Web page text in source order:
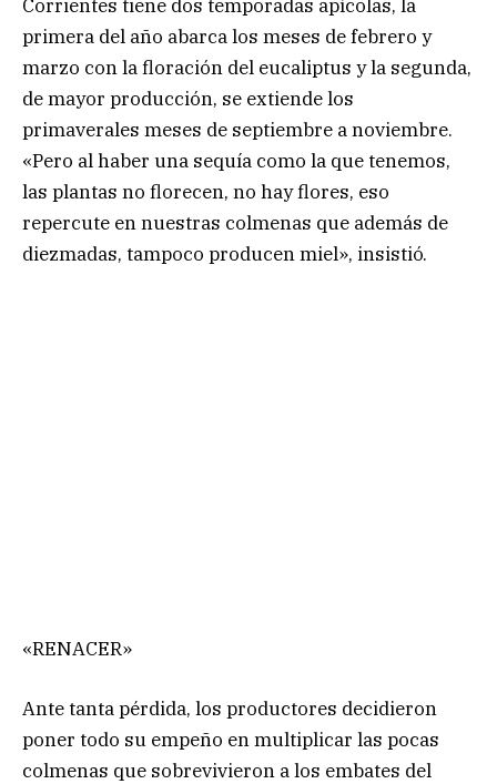
Corrientes tiene dos temporadas apícolas, la
primera del año abarca los meses de febrero y
marzo con la floración del eucaliptus y la segunda,
de mayor producción, se extiende los
primaverales meses de septiembre a noviembre.
«Pero al haber una sequía como la que tenemos,
las plantas no florecen, no hay flores, eso
repercute en nuestras colmenas que además de
diezmadas, tampoco producen miel», insistió.
«RENACER»
Ante tanta pérdida, los productores decidieron
poner todo su empeño en multiplicar las pocas
colmenas que sobrevivieron a los embates del